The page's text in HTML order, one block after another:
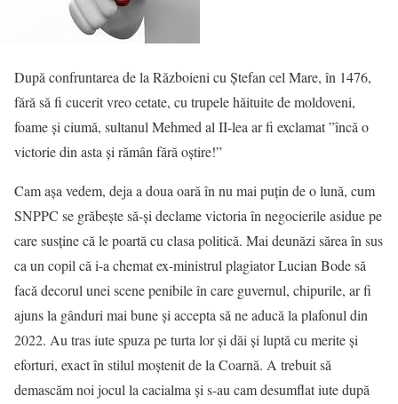
După confruntarea de la Războieni cu Ștefan cel Mare, în 1476,
fără să fi cucerit vreo cetate, cu trupele hăituite de moldoveni,
foame și ciumă, sultanul Mehmed al II-lea ar fi exclamat ”încă o
victorie din asta și rămân fără oștire!”
Cam așa vedem, deja a doua oară în nu mai puțin de o lună, cum
SNPPC se grăbește să-și declame victoria în negocierile asidue pe
care susține că le poartă cu clasa politică. Mai deunăzi sărea în sus
ca un copil că i-a chemat ex-ministrul plagiator Lucian Bode să
facă decorul unei scene penibile în care guvernul, chipurile, ar fi
ajuns la gânduri mai bune și accepta să ne aducă la plafonul din
2022. Au tras iute spuza pe turta lor și dăi și luptă cu merite și
eforturi, exact în stilul moștenit de la Coarnă. A trebuit să
demascăm noi jocul la cacialma și s-au cam desumflat iute după